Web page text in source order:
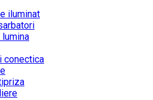
iluminat
conectica